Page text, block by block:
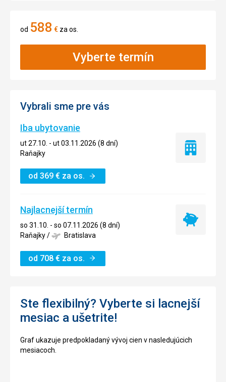
od 588 € za os.
Vyberte termín
Vybrali sme pre vás
Iba ubytovanie
ut 27.10. - ut 03.11.2026 (8 dní)
Raňajky
od 369 € za os.
Iba
Najlacnejší termín
so 31.10. - so 07.11.2026 (8 dní)
Raňajky/ Bratislava
od 708 € za os.
Najlacnejší
Ste flexibilný? Vyberte si lacnejší
mesiac a ušetrite!
Graf ukazuje predpokladaný vývoj cien v nasledujúcich
mesiacoch.